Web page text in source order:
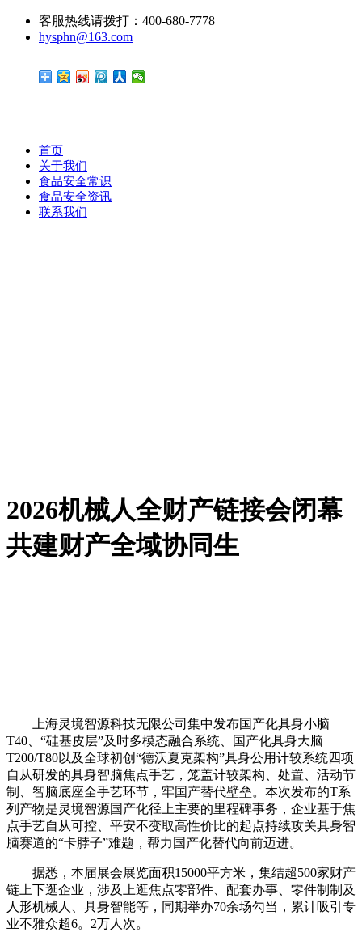
客服热线请拨打：400-680-7778
hysphn@163.com
首页
关于我们
食品安全常识
食品安全资讯
联系我们
2026机械人全财产链接会闭幕
共建财产全域协同生
上海灵境智源科技无限公司集中发布国产化具身小脑
T40、“硅基皮层”及时多模态融合系统、国产化具身大脑
T200/T80以及全球初创“德沃夏克架构”具身公用计较系统四项
自从研发的具身智脑焦点手艺，笼盖计较架构、处置、活动节
制、智脑底座全手艺环节，牢国产替代壁垒。本次发布的T系
列产物是灵境智源国产化径上主要的里程碑事务，企业基于焦
点手艺自从可控、平安不变取高性价比的起点持续攻关具身智
脑赛道的“卡脖子”难题，帮力国产化替代向前迈进。
据悉，本届展会展览面积15000平方米，集结超500家财产
链上下逛企业，涉及上逛焦点零部件、配套办事、零件制制及
人形机械人、具身智能等，同期举办70余场勾当，累计吸引专
业不雅众超6。2万人次。